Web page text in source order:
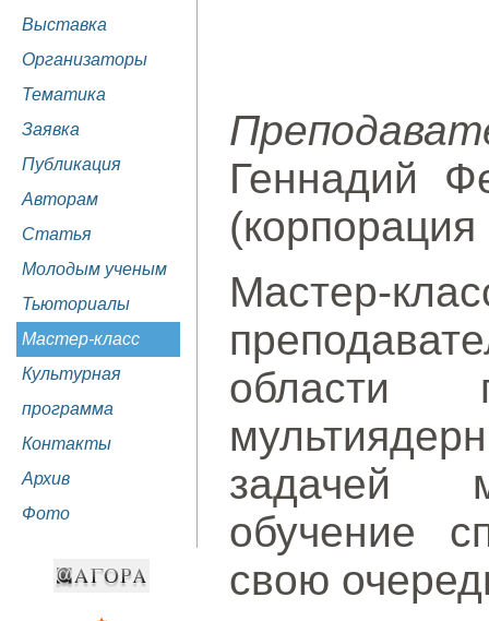
Выставка
Организаторы
Тематика
Заявка
Публикация
Авторам
Статья
Молодым ученым
Тьюториалы
Мастер-класс
Культурная
программа
Контакты
Архив
Фото
Геннадий
Мастер-
области
задачей
обучение
свою